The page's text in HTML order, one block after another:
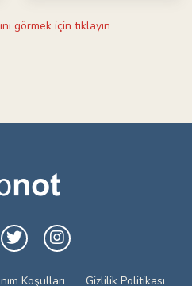
görmek için tıklayın
Koşulları
Gizlilik Politikası